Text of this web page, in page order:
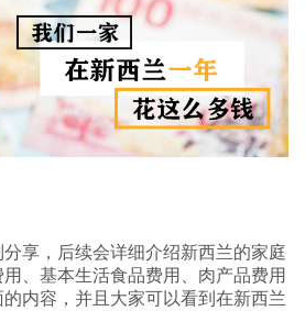
享，后续会详细介绍新西兰的家庭
、基本生活食品费用、肉产品费用
内容，并且大家可以看到在新西兰